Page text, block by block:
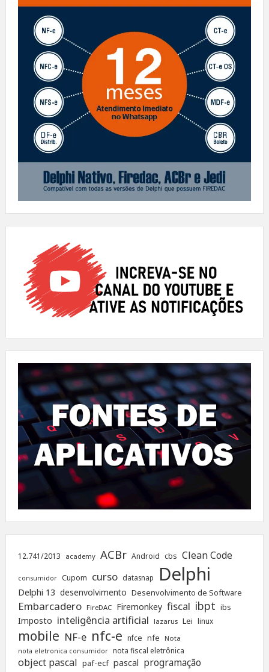
12.741/2013 academy ACBr Android cbs Clean Code
consumidor Cupom curso datasnap Delphi
Delphi 13 desenvolvimento Desenvolvimento de Software
Embarcadero FireDAC Firemonkey fiscal ibpt ibs
Imposto inteligência artificial lazarus Lei linux
mobile NF-e nfc-e nfce nfe Nota
nota eletronica consumidor nota fiscal eletrônica
object pascal paf-ecf pascal programação